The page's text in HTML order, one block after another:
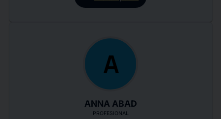
A
ANNA ABAD
PROFESIONAL